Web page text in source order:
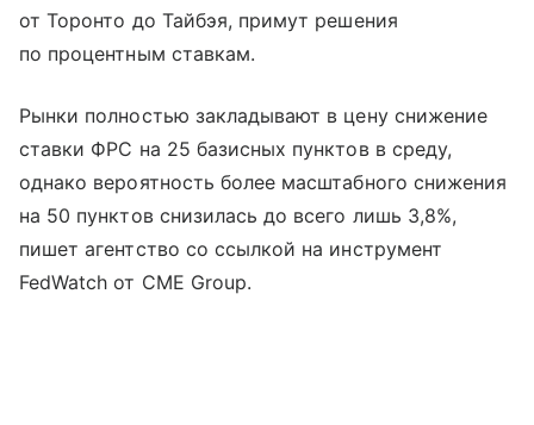
от Торонто до Тайбэя, примут решения
по процентным ставкам.
Рынки полностью закладывают в цену снижение
ставки ФРС на 25 базисных пунктов в среду,
однако вероятность более масштабного снижения
на 50 пунктов снизилась до всего лишь 3,8%,
пишет агентство со ссылкой на инструмент
FedWatch от CME Group.